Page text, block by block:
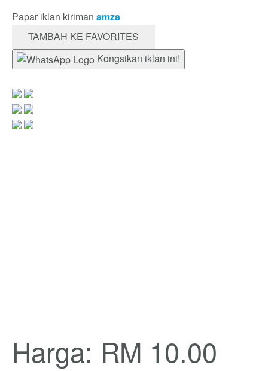
Papar iklan kiriman amza
TAMBAH KE FAVORITES
Kongsikan iklan ini!
Harga: RM 10.00